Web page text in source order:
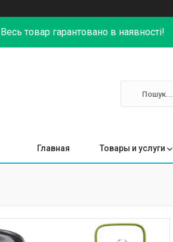
Весь товар гарантовано в наявності!
Главная Товары и услуги